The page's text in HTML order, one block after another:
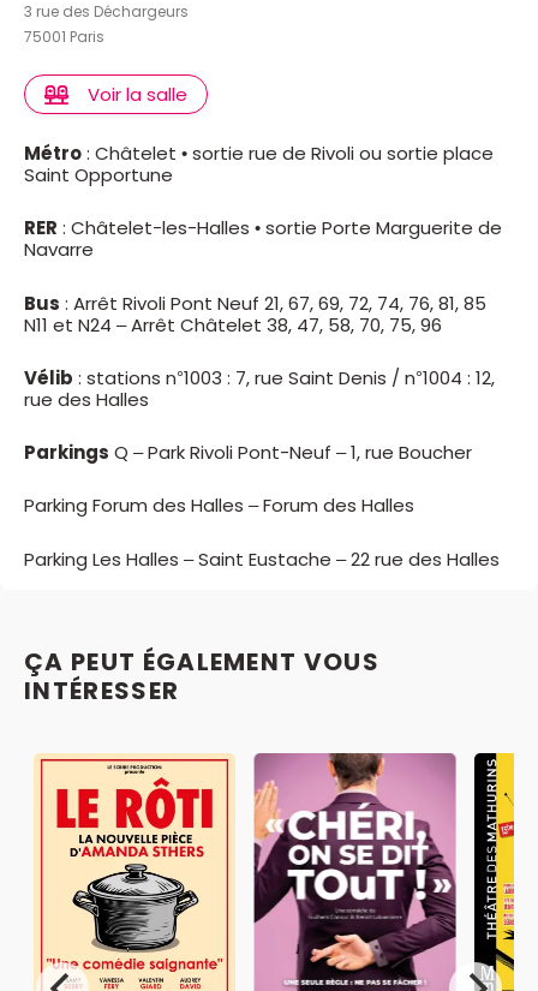
3 rue des Déchargeurs
75001 Paris
Voir la salle
Métro: Châtelet • sortie rue de Rivoli ou sortie place
Saint Opportune
RER : Châtelet-les-Halles • sortie Porte Marguerite de
Navarre
Bus : Arrêt Rivoli Pont Neuf 21, 67, 69, 72, 74, 76, 81, 85
N11 et N24 – Arrêt Châtelet 38, 47, 58, 70, 75, 96
Vélib : stations n°1003 : 7, rue Saint Denis / n°1004 : 12,
rue des Halles
Parkings Q – Park Rivoli Pont-Neuf – 1, rue Boucher
Parking Forum des Halles – Forum des Halles
Parking Les Halles – Saint Eustache – 22 rue des Halles
ÇA PEUT ÉGALEMENT VOUS
INTÉRESSER